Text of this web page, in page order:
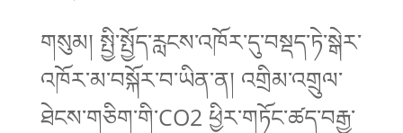
གསུམ། སྤྱི་སྤྱོད་རླངས་འཁོར་དུ་བསྡད་ཏེ་སྒེར་
འཁོར་མ་བསྐོར་བ་ཡིན་ན། འགྲིམ་འགྲུལ་
ཐེངས་གཅིག་གི་CO2 ཕྱིར་གཏོང་ཚད་བརྒྱ་